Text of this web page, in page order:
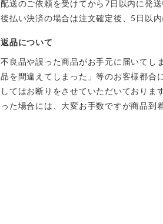
配送のご依頼を受けてから7日以内に発送
後払い決済の場合は注文確定後、5日以内
返品について
不良品や誤った商品がお手元に届いてし
品を間違えてしまった」等のお客様都合
してはお断りをさせていただいており
った場合には、大変お手数ですが商品到